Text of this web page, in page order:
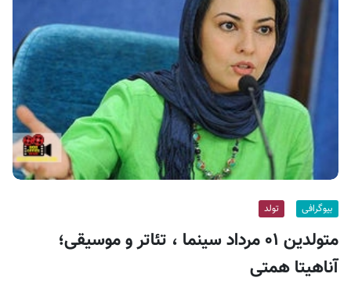
س
ا
ی
ر
ا
ن
بیوگرافی تولد
متولدین ۰۱ مرداد سینما ، تئاتر و موسیقی؛
آناهیتا همتی